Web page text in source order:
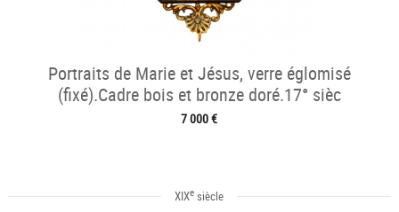
Portraits de Marie et Jésus, verre églomisé
(fixé).Cadre bois et bronze doré.17° sièc
7 000 €
XIXe siècle